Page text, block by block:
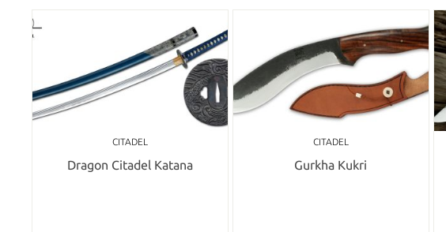
CITADEL
Dragon Citadel Katana
CITADEL
Gurkha Kukri